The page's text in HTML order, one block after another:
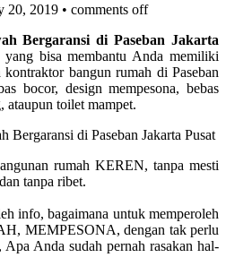
20, 2019 • comments off
Bergaransi di Paseban Jakarta
bisa membantu Anda memiliki
bangun rumah di Paseban
bocor, design mempesona, bebas
ataupun toilet mampet.
rumah KEREN, tanpa mesti
tanpa ribet.
info, bagaimana untuk memperoleh
MEMPESONA, dengan tak perlu
Apa Anda sudah pernah rasakan hal-